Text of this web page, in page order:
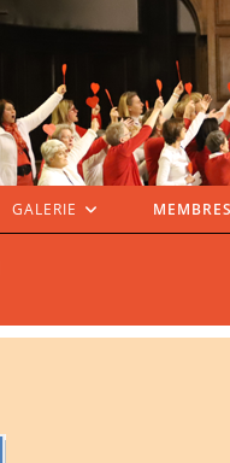
GALERIE MEMBRES